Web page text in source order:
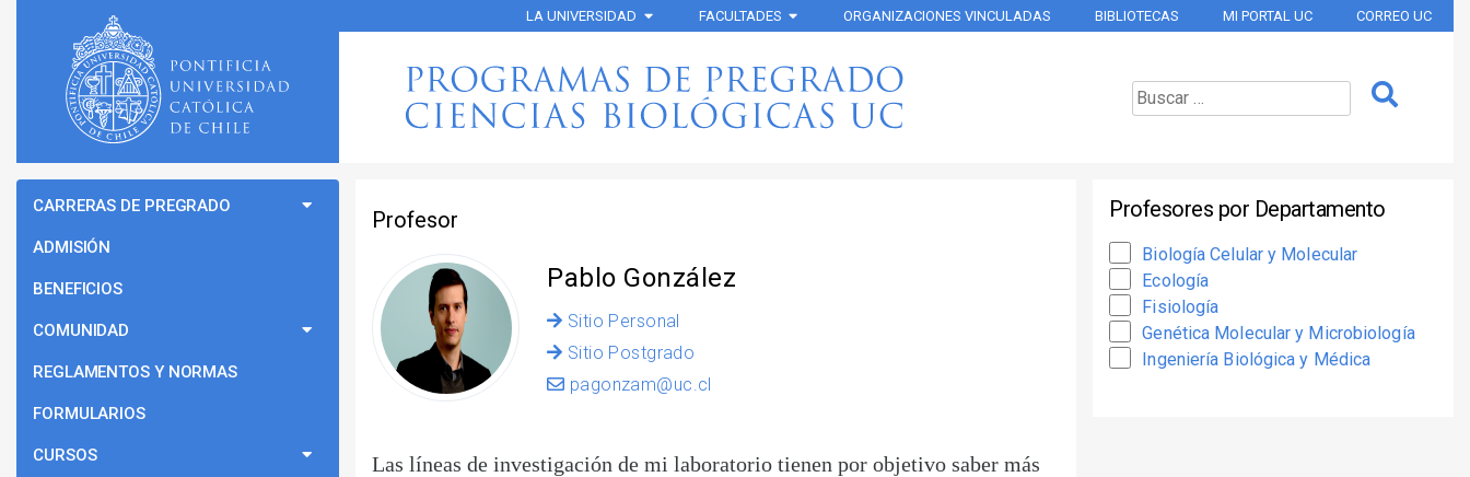
LA UNIVERSIDAD FACULTADES ORGANIZACIONES VINCULADAS BIBLIOTECAS MI PORTAL UC CORREO UC
Profesor
Pablo González
Sitio Personal
Sitio Postgrado
pagonzam@uc.cl
Las líneas de investigación de mi laboratorio tienen por objetivo saber más
CARRERAS DE PREGRADO
ADMISIÓN
BENEFICIOS
COMUNIDAD
REGLAMENTOS Y NORMAS
FORMULARIOS
CURSOS
Profesores por Departamento
Biología Celular y Molecular
Ecología
Fisiología
Genética Molecular y Microbiología
Ingeniería Biológica y Médica